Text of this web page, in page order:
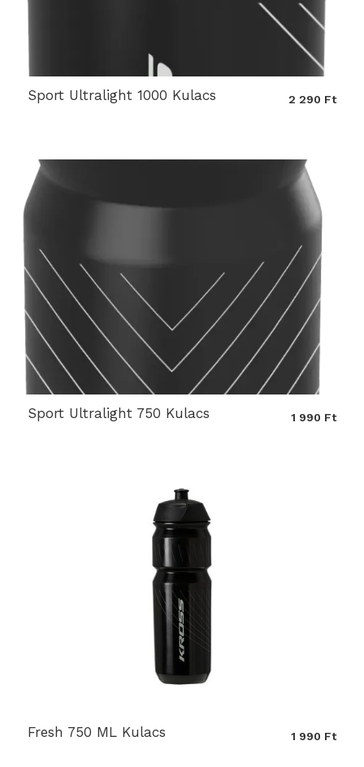
Sport Ultralight 1000 Kulacs 2 290 Ft
Sport Ultralight 750 Kulacs 1 990 Ft
Fresh 750 ML Kulacs 1 990 Ft